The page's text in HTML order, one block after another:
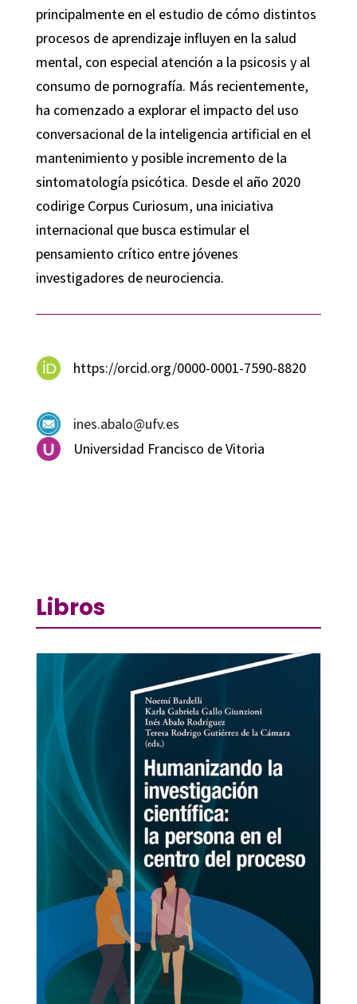
principalmente en el estudio de cómo distintos
procesos de aprendizaje influyen en la salud
mental, con especial atención a la psicosis y al
consumo de pornografía. Más recientemente,
ha comenzado a explorar el impacto del uso
conversacional de la inteligencia artificial en el
mantenimiento y posible incremento de la
sintomatología psicótica. Desde el año 2020
codirige Corpus Curiosum, una iniciativa
internacional que busca estimular el
pensamiento crítico entre jóvenes
investigadores de neurociencia.
https://orcid.org/0000-0001-7590-8820
ines.abalo@ufv.es
Universidad Francisco de Vitoria
Libros